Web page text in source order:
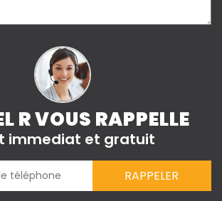
R VOUS RAPPELLE
immediat et gratuit